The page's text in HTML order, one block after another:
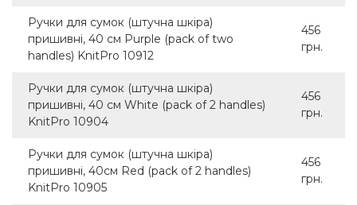
Ручки для сумок (штучна шкіра)
пришивні, 40 см Purple (pack of two
handles) KnitPro 10912
456
грн.
Ручки для сумок (штучна шкіра)
пришивні, 40 см White (pack of 2 handles)
KnitPro 10904
456
грн.
Ручки для сумок (штучна шкіра)
пришивні, 40см Red (pack of 2 handles)
KnitPro 10905
456
грн.